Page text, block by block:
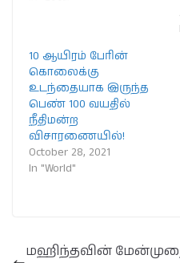
10 ஆயிரம் பேரின்
கொலைக்கு
உடந்தையாக இருந்த
பெண் 100 வயதில்
நீதிமன்ற
விசாரணையில்!
October 28, 2021
In "World"
மஹிந்தவின்